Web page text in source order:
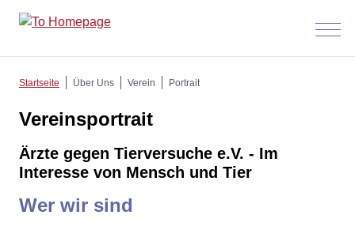
Menü
Startseite Über Uns Verein Portrait
Vereinsportrait
Ärzte gegen Tierversuche e.V. - Im
Interesse von Mensch und Tier
Wer wir sind